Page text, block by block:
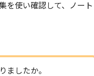
を使い確認して、ノート
ましたか。